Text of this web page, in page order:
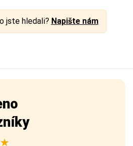
jste hledali? Napište nám